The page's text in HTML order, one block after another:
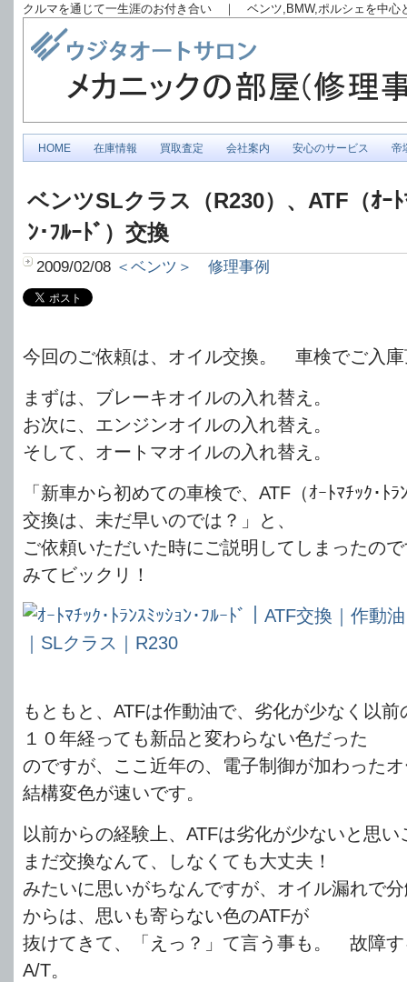
クルマを通じて一生涯のお付き合い ｜ ベンツ,BMW,ポルシェを中
HOME 在庫情報 買取査定 会社案内 安心のサービス 帝
ベンツSLクラス（R230）、ATF（ｵｰﾄ
ﾝ･ﾌﾙｰﾄﾞ）交換
2009/02/08 ＜ベンツ＞ 修理事例
今回のご依頼は、オイル交換。 車検でご入
まずは、ブレーキオイルの入れ替え。
お次に、エンジンオイルの入れ替え。
そして、オートマオイルの入れ替え。
「新車から初めての車検で、ATF（ｵｰﾄﾏﾁｯｸ･ﾄﾗ
交換は、未だ早いのでは？」と、
ご依頼いただいた時にご説明してしまったの
みてビックリ！
もともと、ATFは作動油で、劣化が少なく以
１０年経っても新品と変わらない色だった
のですが、ここ近年の、電子制御が加わった
結構変色が速いです。
以前からの経験上、ATFは劣化が少ないと思
まだ交換なんて、しなくても大丈夫！
みたいに思いがちなんですが、オイル漏れで
からは、思いも寄らない色のATFが
抜けてきて、「えっ？」て言う事も。 故障
A/T。